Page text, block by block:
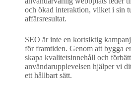
och ökad interaktion, vilket i sin
affärsresultat.
SEO är inte en kortsiktig
för framtiden. Genom att bygga
skapa kvalitetsinnehåll och
användarupplevelsen hjälper vi
ett hållbart sätt.